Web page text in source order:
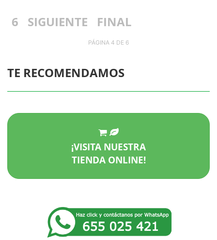
6
SIGUIENTE FINAL
PÁGINA 4 DE 6
TE RECOMENDAMOS
¡VISITA NUESTRA
TIENDA ONLINE!